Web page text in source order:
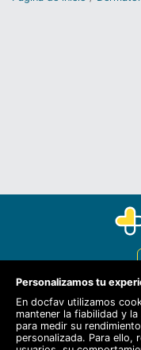
Docfav
Recursos
Personalizamos tu
En docfav utilizamos
mantener la fiabilidad y
para medir su
personalizada. Para ello,